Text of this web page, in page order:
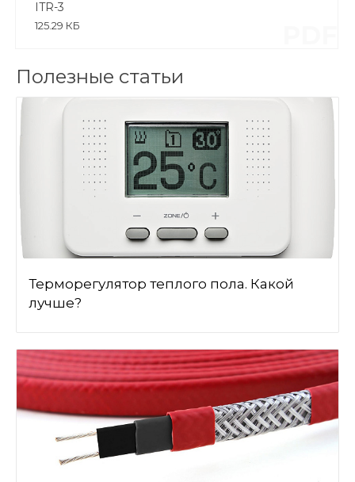
ITR-3
125.29 КБ
Полезные статьи
Терморегулятор теплого пола. Какой
лучше?